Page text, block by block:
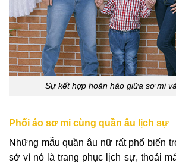
Sự kết hợp hoàn hảo giữa sơ mi
Phối áo sơ mi cùng quần âu lịch sự
Những mẫu quần âu nữ rất phổ biến
sở vì nó là trang phục lịch sự, thoải